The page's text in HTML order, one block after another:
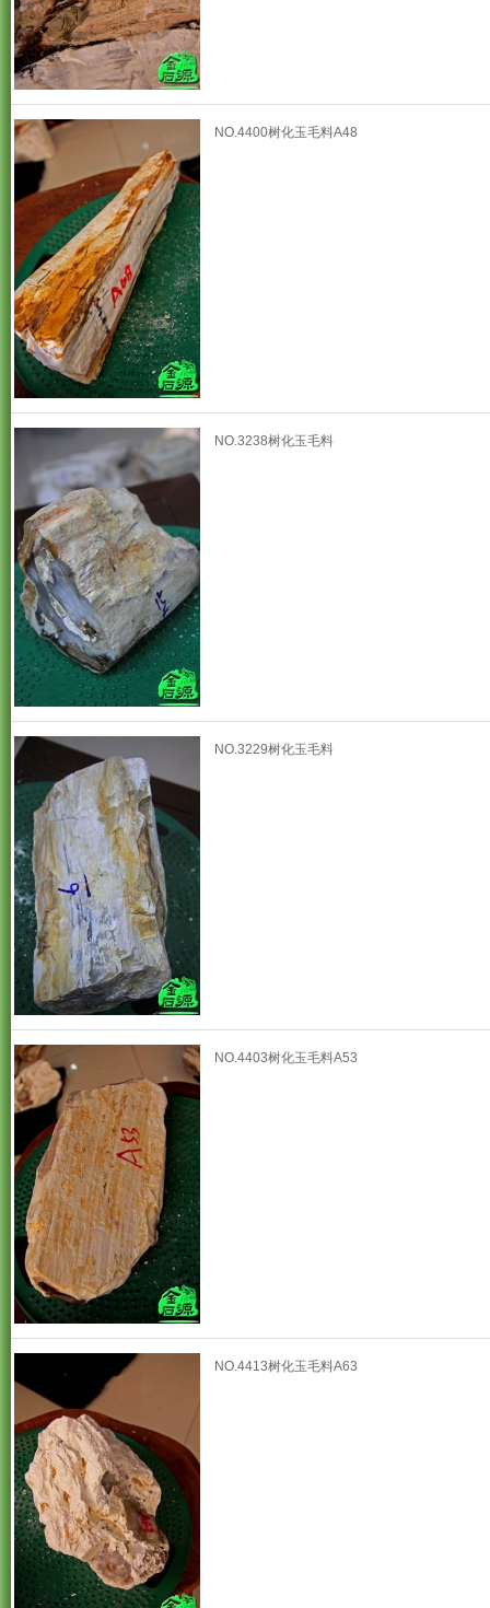
NO.4400树化玉毛料A48
NO.3238树化玉毛料
NO.3229树化玉毛料
NO.4403树化玉毛料A53
NO.4413树化玉毛料A63